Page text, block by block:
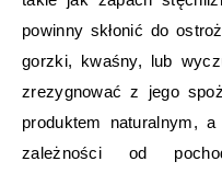
powinny skłonić do
gorzki, kwaśny, lub
zrezygnować z jego
produktem naturalnym,
zależności od